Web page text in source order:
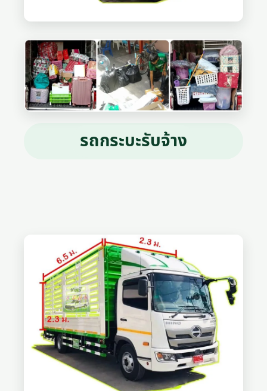
รถกระบะรับจ้าง